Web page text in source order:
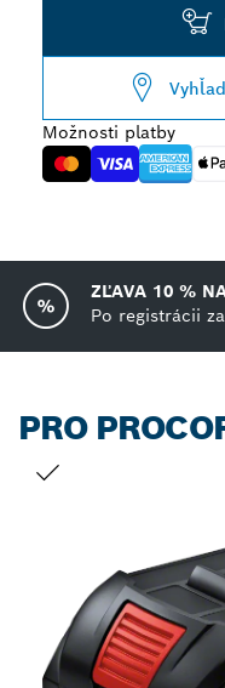
Možnosti platby
ZĽAVA 10 %
Po registrácii
PRO